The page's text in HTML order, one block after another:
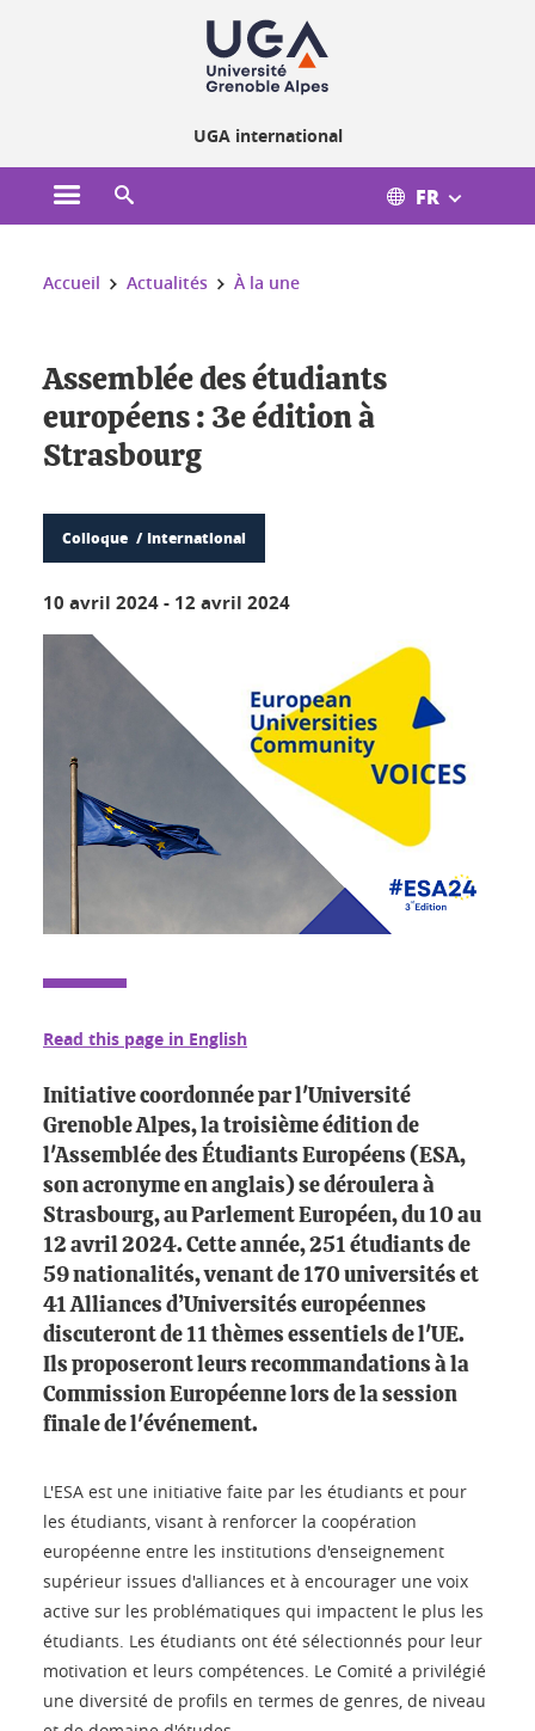
UGA international
Ouvrir le menu principal FR
Vous êtes ici :
Accueil Actualités À la une
Assemblée des étudiants
européens : 3e édition à
Strasbourg
Colloque International
10 avril 2024- 12 avril 2024
Read this page in English
Initiative coordonnée par l'Université
Grenoble Alpes, la troisième édition de
l'Assemblée des Étudiants Européens (ESA,
son acronyme en anglais) se déroulera à
Strasbourg, au Parlement Européen, du 10 au
12 avril 2024. Cette année, 251 étudiants de
59 nationalités, venant de 170 universités et
41 Alliances d’Universités européennes
discuteront de 11 thèmes essentiels de l'UE.
Ils proposeront leurs recommandations à la
Commission Européenne lors de la session
finale de l'événement.
L'ESA est une initiative faite par les étudiants et pour
les étudiants, visant à renforcer la coopération
européenne entre les institutions d'enseignement
supérieur issues d'alliances et à encourager une voix
active sur les problématiques qui impactent le plus les
étudiants. Les étudiants ont été sélectionnés pour leur
motivation et leurs compétences. Le Comité a privilégié
une diversité de profils en termes de genres, de niveau